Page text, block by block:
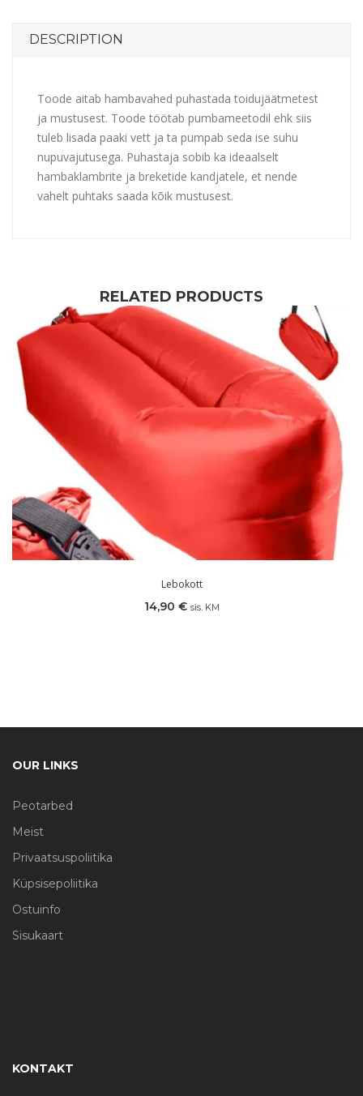
DESCRIPTION
Toode aitab hambavahed puhastada toidujäätmetest
ja mustusest. Toode töötab pumbameetodil ehk siis
tuleb lisada paaki vett ja ta pumpab seda ise suhu
nupuvajutusega. Puhastaja sobib ka ideaalselt
hambaklambrite ja breketide kandjatele, et nende
vahelt puhtaks saada kõik mustusest.
RELATED PRODUCTS
Lebokott
14,90 € sis. KM
OUR LINKS
Peotarbed
Meist
Privaatsuspoliitika
Küpsisepoliitika
Ostuinfo
Sisukaart
KONTAKT